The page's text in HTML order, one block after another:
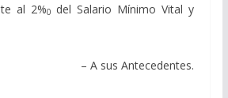
al 2%0 del Salario Mínimo Vital y
– A sus Antecedentes.